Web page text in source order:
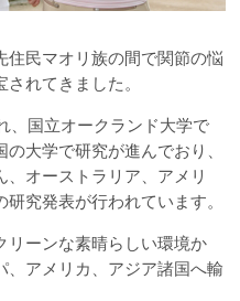
住民マオリ族の間で関節の悩
れてきました。
、国立オークランド大学で
大学で研究が進んでおり、
オーストラリア、アメリ
究発表が行われています。
リーンな素晴らしい環境か
、アメリカ、アジア諸国へ輸